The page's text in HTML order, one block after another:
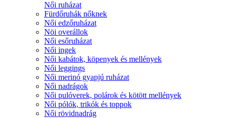
Női ruházat
Fürdőruhák nőknek
Női edzőruházat
Nöi overállok
Női esőruházat
Női ingek
Női kabátok, köpenyek és mellények
Női leggings
Női merinó gyapjú ruházat
Női nadrágok
Női pulóverek, polárok és kötött mellények
Női pólók, trikók és toppok
Női rövidnadrág